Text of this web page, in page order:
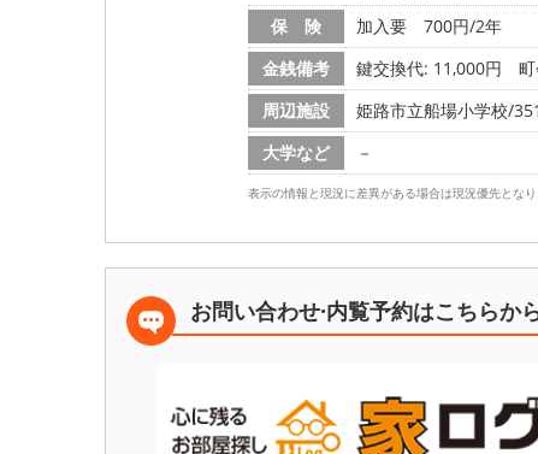
保 険
加入要 700円/2年
金銭備考
鍵交換代: 11,000円
周辺施設
姫路市立船場小学校/
大学など
－
表示の情報と現況に差異がある場合は現況優先となり
お問い合わせ·内覧予約はこちらか